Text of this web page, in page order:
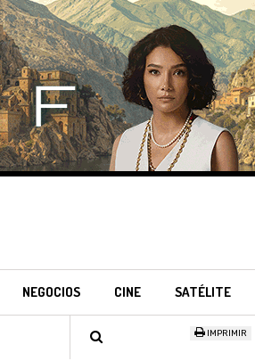
NEGOCIOS CINE SATÉLITE
IMPRIMIR